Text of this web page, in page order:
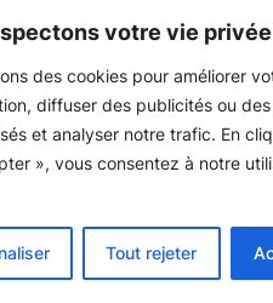
votre vie
des cookies pour améliorer
diffuser des publicités ou
et analyser notre trafic. En
», vous consentez à notre
Tout rejeter
Jaurès
81000 Albi
05 63 54